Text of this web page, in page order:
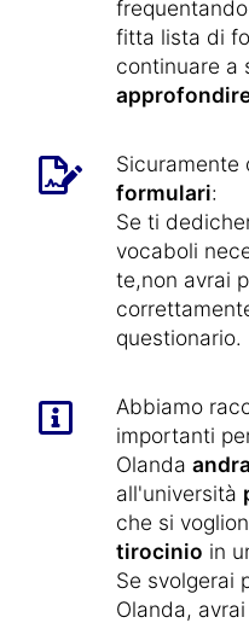
fitta lista di
continuare a
Sicuramente
formulari:
Se ti
vocaboli
te,non avrai
questionario.
Abbiamo
importanti
Olanda
all'università
che si
tirocinio in
Se svolgerai
Olanda,